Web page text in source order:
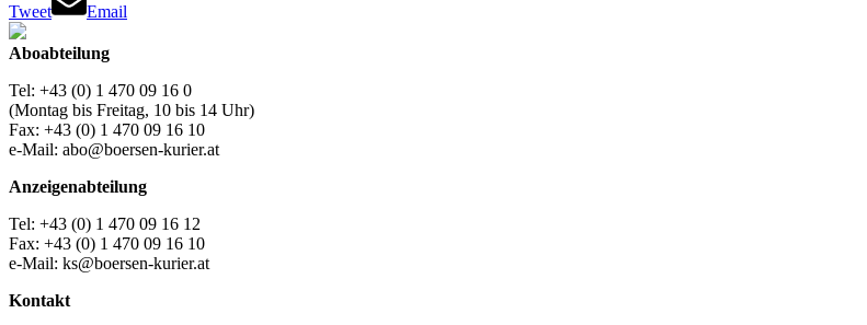
Tweet Email
Aboabteilung
Tel: +43 (0) 1 470 09 16 0
(Montag bis Freitag, 10 bis 14 Uhr)
Fax: +43 (0) 1 470 09 16 10
e-Mail: abo@boersen-kurier.at
Anzeigenabteilung
Tel: +43 (0) 1 470 09 16 12
Fax: +43 (0) 1 470 09 16 10
e-Mail: ks@boersen-kurier.at
Kontakt